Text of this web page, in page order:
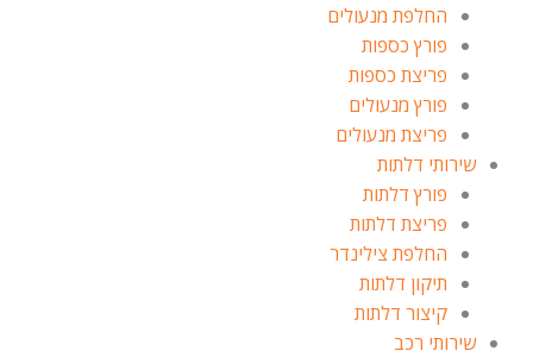
החלפת מנעולים
פורץ כספות
פריצת כספות
פורץ מנעולים
פריצת מנעולים
שירותי דלתות
פורץ דלתות
פריצת דלתות
החלפת צילינדר
תיקון דלתות
קיצור דלתות
שירותי רכב